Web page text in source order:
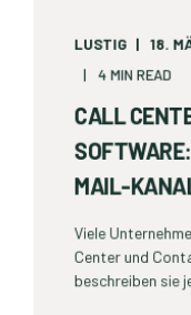
LUSTIG 18.
4 MIN READ
CALL
MAIL-
Viele
Center und
beschreiben sie